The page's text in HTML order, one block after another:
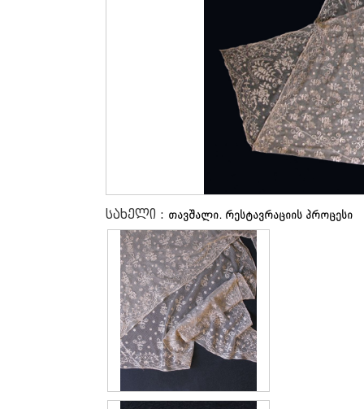
სახელი : თავშალი. რესტავრაციის პროცესი